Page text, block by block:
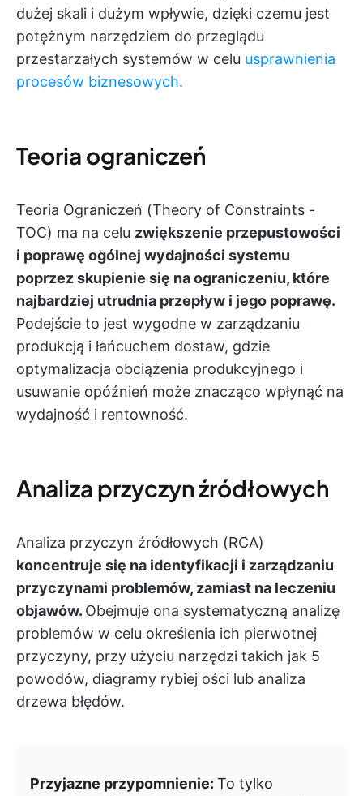
dużej skali i dużym wpływie, dzięki czemu jest
potężnym narzędziem do przeglądu
przestarzałych systemów w celu usprawnienia
procesów biznesowych.
Teoria ograniczeń
Teoria Ograniczeń (Theory of Constraints -
TOC) ma na celu zwiększenie przepustowości
i poprawę ogólnej wydajności systemu
poprzez skupienie się na ograniczeniu, które
najbardziej utrudnia przepływ i jego poprawę.
Podejście to jest wygodne w zarządzaniu
produkcją i łańcuchem dostaw, gdzie
optymalizacja obciążenia produkcyjnego i
usuwanie opóźnień może znacząco wpłynąć na
wydajność i rentowność.
Analiza przyczyn źródłowych
Analiza przyczyn źródłowych (RCA)
koncentruje się na identyfikacji i zarządzaniu
przyczynami problemów, zamiast na leczeniu
objawów. Obejmuje ona systematyczną analizę
problemów w celu określenia ich pierwotnej
przyczyny, przy użyciu narzędzi takich jak 5
powodów, diagramy rybiej ości lub analiza
drzewa błędów.
Przyjazne przypomnienie: To tylko